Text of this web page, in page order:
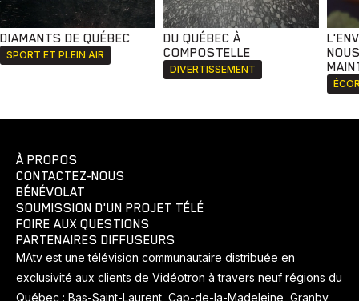
DIAMANTS DE QUÉBEC
SPORT ET PLEIN AIR
DU QUÉBEC À
COMPOSTELLE
DIVERTISSEMENT
À PROPOS
CONTACTEZ-NOUS
BÉNÉVOLAT
SOUMISSION D'UN PROJET TÉLÉ
FOIRE AUX QUESTIONS
PARTENAIRES DIFFUSEURS
MAtv est une télévision communautaire distribuée en
exclusivité aux clients de Vidéotron à travers neuf régions du
Québec : Bas-Saint-Laurent, Cap-de-la-Madeleine, Granby,